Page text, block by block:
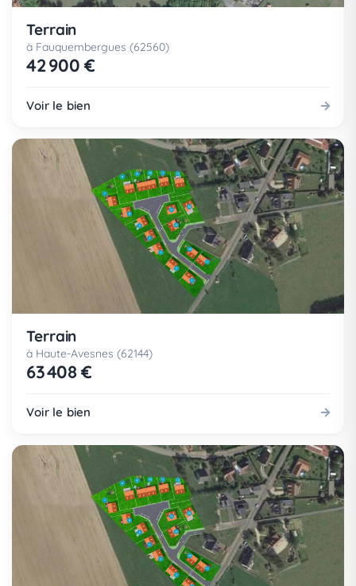
Terrain
à Fauquembergues (62560)
42 900 €
Voir le bien
Terrain
à Haute-Avesnes (62144)
63 408 €
Voir le bien